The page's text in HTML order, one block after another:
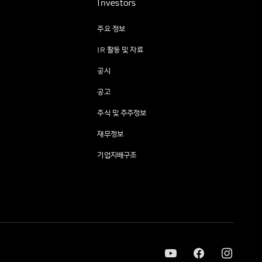
Investors
주요 정보
IR 활동 및 자료
공시
공고
주식 및 주주정보
재무정보
기업지배구조